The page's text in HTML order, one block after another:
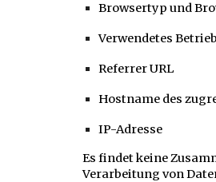
Browsertyp und
Verwendetes
Referrer URL
Hostname des
IP-Adresse
Es findet keine
Verarbeitung von